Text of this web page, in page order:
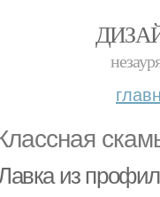
из